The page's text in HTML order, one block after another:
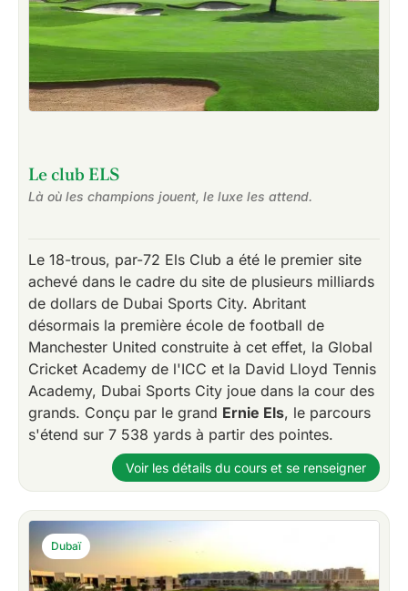
Le club ELS
Là où les champions jouent, le luxe les attend.
Le 18-trous, par-72 Els Club a été le premier site
achevé dans le cadre du site de plusieurs milliards
de dollars de Dubai Sports City. Abritant
désormais la première école de football de
Manchester United construite à cet effet, la Global
Cricket Academy de l'ICC et la David Lloyd Tennis
Academy, Dubai Sports City joue dans la cour des
grands. Conçu par le grand Ernie Els, le parcours
s'étend sur 7 538 yards à partir des pointes.
Voir les détails du cours et se renseigner
Dubaï